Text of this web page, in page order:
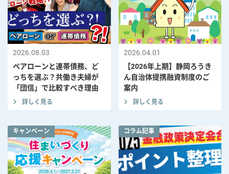
2026.08.03
ペアローンと連帯債務、ど
っちを選ぶ？共働き夫婦が
「団信」で比較すべき理由
詳しく見る
2026.04.01
【2026年上期】静岡ろうき
ん自治体提携融資制度のご
案内
詳しく見る
キャンペーン コラム記事